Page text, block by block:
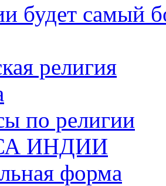
будет самый
религия
по религии
ИНДИИ
форма